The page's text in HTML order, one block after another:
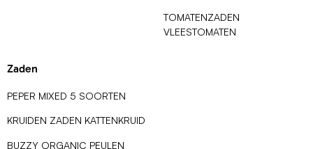
TOMATENZADEN
VLEESTOMATEN
Zaden
PEPER MIXED 5 SOORTEN
KRUIDEN ZADEN KATTENKRUID
BUZZY ORGANIC PEULEN